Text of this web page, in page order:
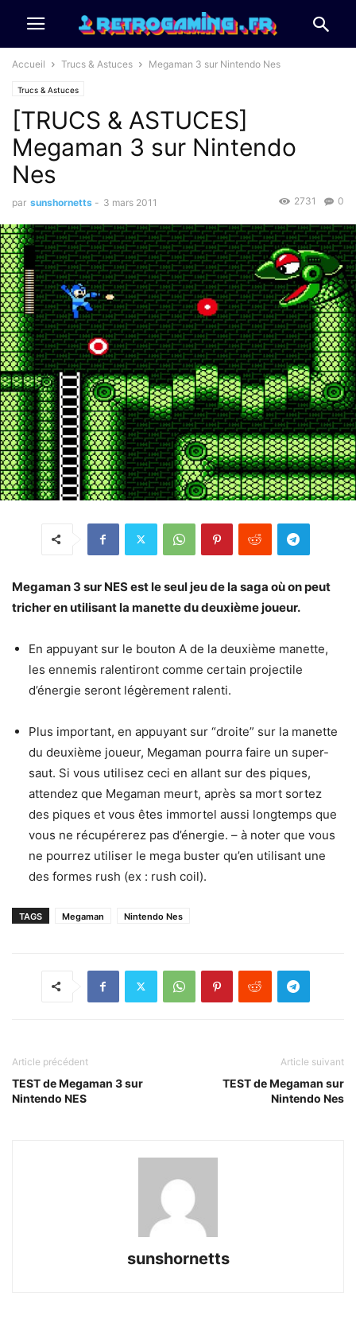
Accueil Trucs & Astuces Megaman 3 sur Nintendo Nes
Trucs & Astuces
[TRUCS & ASTUCES]
Megaman 3 sur Nintendo
Nes
par sunshornetts - 3 mars 2011 0
2731
Megaman 3 sur NES est le seul jeu de la saga où on peut
tricher en utilisant la manette du deuxième joueur.
En appuyant sur le bouton A de la deuxième manette,
les ennemis ralentiront comme certain projectile
d’énergie seront légèrement ralenti.
Plus important, en appuyant sur “droite” sur la manette
du deuxième joueur, Megaman pourra faire un super-
saut. Si vous utilisez ceci en allant sur des piques,
attendez que Megaman meurt, après sa mort sortez
des piques et vous êtes immortel aussi longtemps que
vous ne récupérerez pas d’énergie. – à noter que vous
ne pourrez utiliser le mega buster qu’en utilisant une
des formes rush (ex : rush coil).
TAGS Megaman Nintendo Nes
Article précédent
TEST de Megaman 3 sur
Nintendo NES
Article suivant
TEST de Megaman sur
Nintendo Nes
sunshornetts